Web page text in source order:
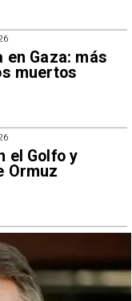
Gaza: más
muertos
el Golfo y
Ormuz